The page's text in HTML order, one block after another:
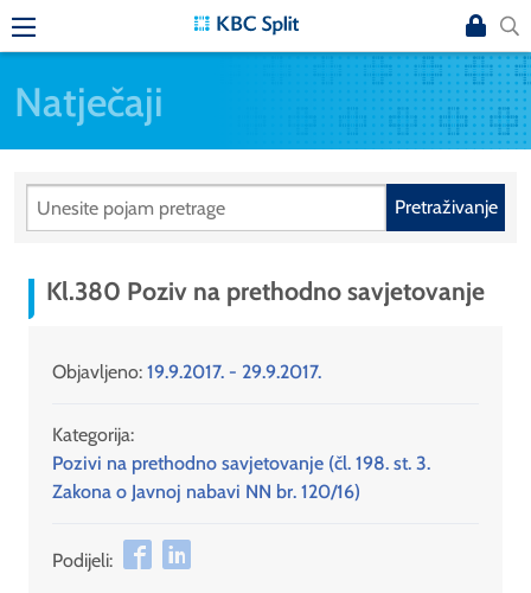
Natječaji
Pretraživanje
Kl.380 Poziv na prethodno savjetovanje
Objavljeno: 19.9.2017. - 29.9.2017.
Kategorija:
Pozivi na prethodno savjetovanje (čl. 198. st. 3.
Zakona o Javnoj nabavi NN br. 120/16)
Podijeli: